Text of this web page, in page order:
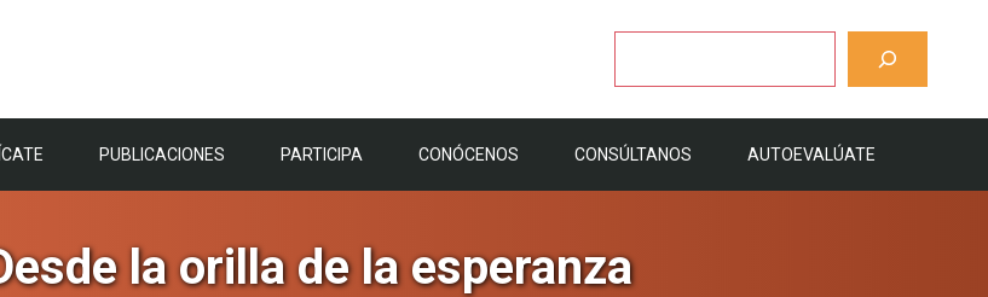
PUBLICACIONES PARTICIPA CONÓCENOS CONSÚLTANOS AUTOEVALÚATE
la orilla de la esperanza